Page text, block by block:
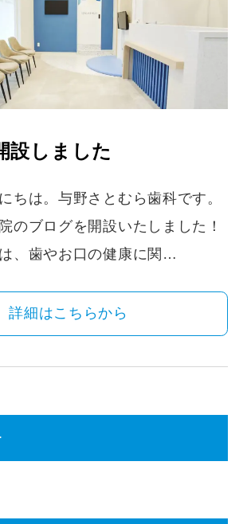
設しました
ちは。与野さとむら歯科です。
のブログを開設いたしました！
、歯やお口の健康に関…
詳細はこちらから